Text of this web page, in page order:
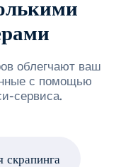
облегчают ваш
с помощью
сервиса.
скрапинга